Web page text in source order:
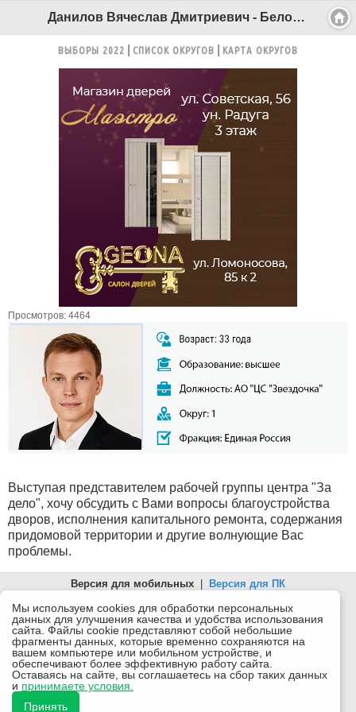
Данилов Вячеслав Дмитриевич - Беломорканал Северодвинск tv29.ru
ВЫБОРЫ 2022 СПИСОК ОКРУГОВ КАРТА ОКРУГОВ
Просмотров: 4464
Выступая представителем рабочей группы центра "За
дело", хочу обсудить с Вами вопросы благоустройства
дворов, исполнения капитального ремонта, содержания
придомовой территории и другие волнующие Вас
проблемы.
Версия для мобильных
Версия для ПК
© 2026 Беломорканал Северодвинск tv29.ru
Joomla!is Free Software released under the GNU General Public
License.
Mobile version byMobile Joomla!
Desktop Version
СИ "Информационное агентство "Беломорканал" регистрационный номер ЭЛ № ФС77-77001 от
массовых коммуникаций (Роскомнадзор). Учредитель: ООО "ТВ29". Главный редактор: Рудалев А.Г.
Беломорканал - новостной сайт Архангельской области: новости Северодвинска, новости поморья,
Мы используем cookies для обработки персональных
данных для улучшения качества и удобства использования
сайта. Файлы cookie представляют собой небольшие
фрагменты данных, которые временно сохраняются на
вашем компьютере или мобильном устройстве, и
обеспечивают более эффективную работу сайта.
Оставаясь на сайте, вы соглашаетесь на сбор таких данных
и принимаете условия.
Принять